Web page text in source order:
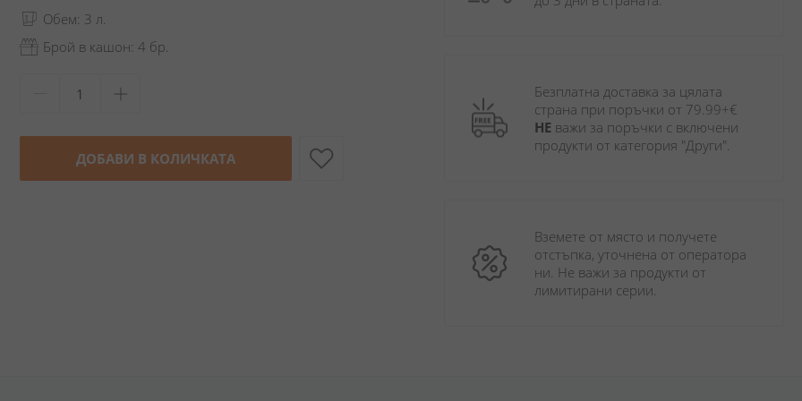
Обем: 3 л.
Брой в кашон: 4 бр.
ДОБАВИ В КОЛИЧКАТА
Безплатна доставка за цялата
НЕ важи за поръчки с включени
продукти от категория "Други".
Вземете от място и получете
отстъпка, уточнена от оператора
ни. Не важи за продукти от
лимитирани серии.